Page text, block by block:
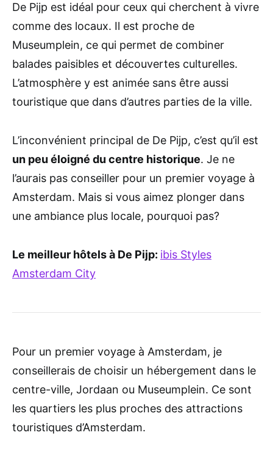
De Pijp est idéal pour ceux qui cherchent à vivre
comme des locaux. Il est proche de
Museumplein, ce qui permet de combiner
balades paisibles et découvertes culturelles.
L’atmosphère y est animée sans être aussi
touristique que dans d’autres parties de la ville.
L’inconvénient principal de De Pijp, c’est qu’il est
un peu éloigné du centre historique. Je ne
l’aurais pas conseiller pour un premier voyage à
Amsterdam. Mais si vous aimez plonger dans
une ambiance plus locale, pourquoi pas?
Le meilleur hôtels à De Pijp: ibis Styles
Amsterdam City
Pour un premier voyage à Amsterdam, je
conseillerais de choisir un hébergement dans le
centre-ville, Jordaan ou Museumplein. Ce sont
les quartiers les plus proches des attractions
touristiques d’Amsterdam.